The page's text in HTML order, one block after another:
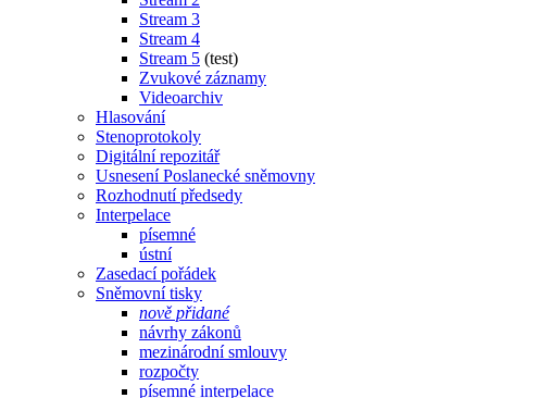
Stream 3
Stream 4
Stream 5 (test)
Zvukové záznamy
Videoarchiv
Hlasování
Stenoprotokoly
Digitální repozitář
Usnesení Poslanecké sněmovny
Rozhodnutí předsedy
Interpelace
písemné
ústní
Zasedací pořádek
Sněmovní tisky
nově přidané
návrhy zákonů
mezinárodní smlouvy
rozpočty
písemné interpelace